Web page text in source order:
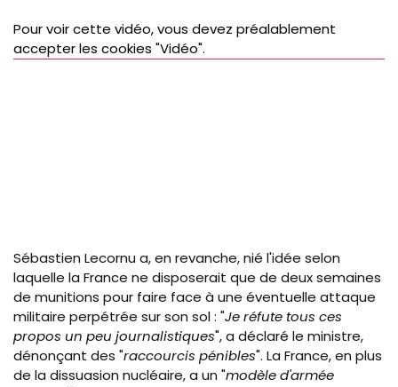
Pour voir cette vidéo, vous devez préalablement
accepter les cookies "Vidéo".
Sébastien Lecornu a, en revanche, nié l'idée selon
laquelle la France ne disposerait que de deux semaines
de munitions pour faire face à une éventuelle attaque
militaire perpétrée sur son sol : "Je réfute tous ces
propos un peu journalistiques", a déclaré le ministre,
dénonçant des "raccourcis pénibles". La France, en plus
de la dissuasion nucléaire, a un "modèle d'armée